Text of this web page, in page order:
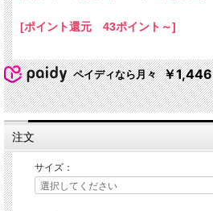
[ポイント還元 43ポイント～]
ペイディなら月々 ￥1,446
注文
サイズ：